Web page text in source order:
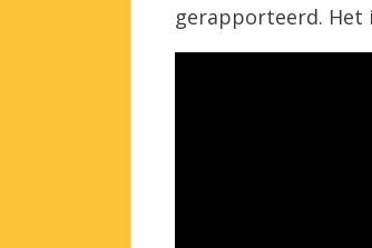
gerapporteerd. Het